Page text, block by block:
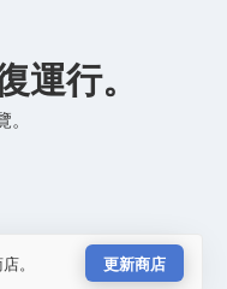
運行。
。 更新商店